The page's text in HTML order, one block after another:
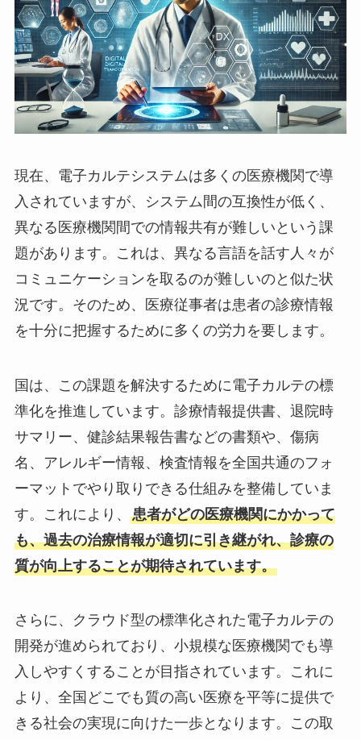
現在、電子カルテシステムは多くの医療機関で導
入されていますが、システム間の互換性が低く、
異なる医療機関間での情報共有が難しいという課
題があります。これは、異なる言語を話す人々が
コミュニケーションを取るのが難しいのと似た状
況です。そのため、医療従事者は患者の診療情報
を十分に把握するために多くの労力を要します。
国は、この課題を解決するために電子カルテの標
準化を推進しています。診療情報提供書、退院時
サマリー、健診結果報告書などの書類や、傷病
名、アレルギー情報、検査情報を全国共通のフォ
ーマットでやり取りできる仕組みを整備していま
す。これにより、 患者がどの医療機関にかかって
も、過去の治療情報が適切に引き継がれ、診療の
質が向上することが期待されています。
さらに、クラウド型の標準化された電子カルテの
開発が進められており、小規模な医療機関でも導
入しやすくすることが目指されています。これに
より、全国どこでも質の高い医療を平等に提供で
きる社会の実現に向けた一歩となります。この取